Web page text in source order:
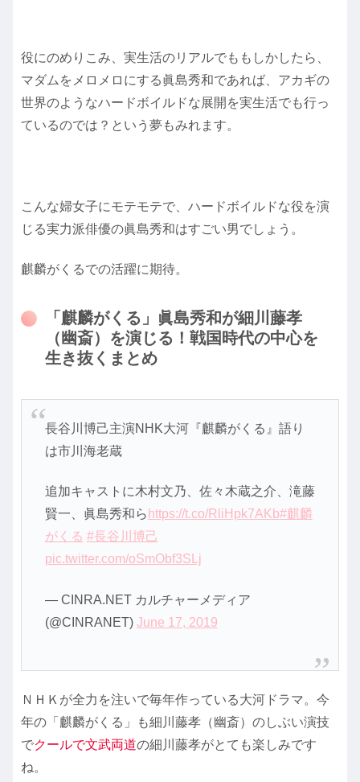
役にのめりこみ、実生活のリアルでももしかしたら、
マダムをメロメロにする眞島秀和であれば、アカギの
世界のようなハードボイルドな展開を実生活でも行っ
ているのでは？という夢もみれます。
こんな婦女子にモテモテで、ハードボイルドな役を演
じる実力派俳優の眞島秀和はすごい男でしょう。
麒麟がくるでの活躍に期待。
「麒麟がくる」眞島秀和が細川藤孝
（幽斎）を演じる！戦国時代の中心を
生き抜くまとめ
長谷川博己主演NHK大河『麒麟がくる』語り
は市川海老蔵
追加キャストに木村文乃、佐々木蔵之介、滝藤
賢一、眞島秀和ら https://t.co/RliHpk7AKb#麒麟
がくる #長谷川博己
pic.twitter.com/oSmObf3SLj
— CINRA.NET カルチャーメディア
(@CINRANET) June 17, 2019
ＮＨＫが全力を注いで毎年作っている大河ドラマ。今
年の「麒麟がくる」も細川藤孝（幽斎）のしぶい演技
でクールで文武両道の細川藤孝がとても楽しみです
ね。